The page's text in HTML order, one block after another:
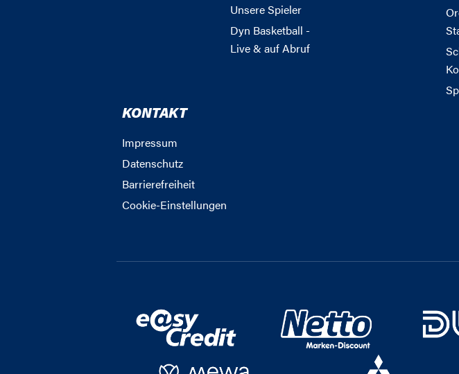
Unsere Spieler
Dyn Basketball -
Live & auf Abruf
KONTAKT
Impressum
Datenschutz
Barrierefreiheit
Cookie-Einstellungen